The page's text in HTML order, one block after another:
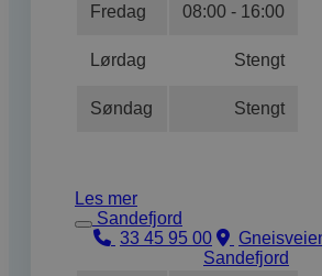
Fredag 08:00 - 16:00
Lørdag Stengt
Søndag Stengt
Les mer
Sandefjord
33 45 95 00
Sandefjord